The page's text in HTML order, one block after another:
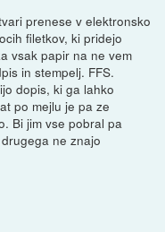
prenese v elektronsko
filetkov, ki pridejo
vsak papir na ne vem
in stempelj. FFS.
dopis, ki ga lahko
po mejlu je pa ze
Bi jim vse pobral pa
ne znajo